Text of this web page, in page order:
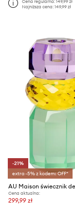
Najniższa cena:149,99 zł
-21%
extra -5% z kodem: OFF*
Cena aktualna:
299,99 zł